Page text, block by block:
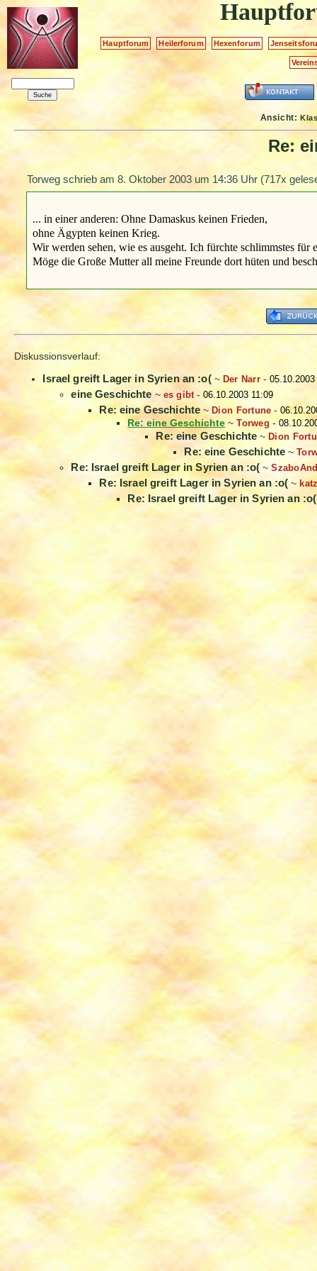
Hauptforum Heilerforum Hexenforum
Ansicht:
Re:
Torweg schrieb am8. Oktober 2003 um 14:36 Uhr (717x
... in einer anderen: Ohne Damaskus keinen Frieden,
ohne Ägypten keinen Krieg.
Wir werden sehen, wie es ausgeht. Ich fürchte schlimmstes für
Möge die Große Mutter all meine Freunde dort hüten und
Diskussionsverlauf:
Israel greift Lager in Syrien an :o(~ Der Narr-
eine Geschichte ~ es gibt-06.10.2003 11:09
Re: eine Geschichte~ Dion Fortune-
Re: eine Geschichte ~Torweg-
Re: eine Geschichte ~ Dion
Re: eine Geschichte ~
Re: Israel greift Lager in Syrien an :o( ~
Re: Israel greift Lager in Syrien an :o( ~
Re: Israel greift Lager in Syrien an :o(